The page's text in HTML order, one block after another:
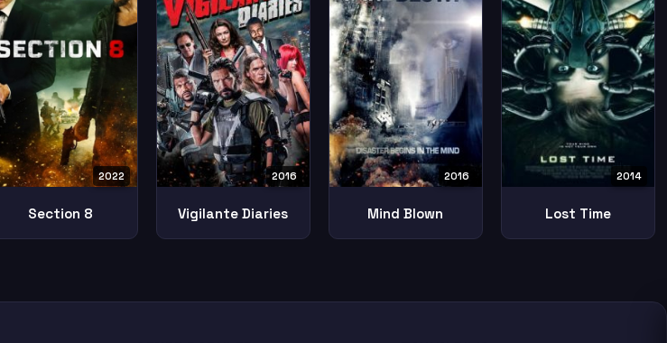
2022
Section 8
2016
Vigilante Diaries
2016
Mind Blown
2014
Lost Time